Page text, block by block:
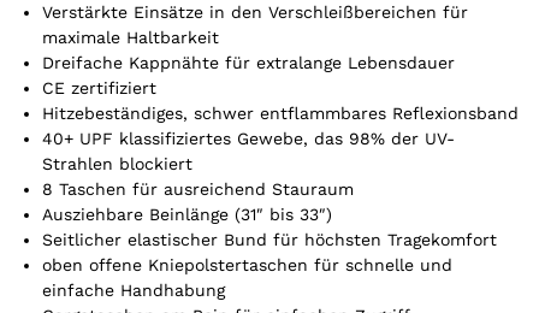
t
k
e
l
.
o
u
Verstärkte Einsätze in den Verschleißbereichen für
maximale Haltbarkeit
Dreifache Kappnähte für extralange Lebensdauer
CE zertifiziert
Hitzebeständiges, schwer entflammbares Reflexionsband
40+ UPF klassifiziertes Gewebe, das 98% der UV-
Strahlen blockiert
8 Taschen für ausreichend Stauraum
Ausziehbare Beinlänge (31″ bis 33″)
Seitlicher elastischer Bund für höchsten Tragekomfort
oben offene Kniepolstertaschen für schnelle und
einfache Handhabung